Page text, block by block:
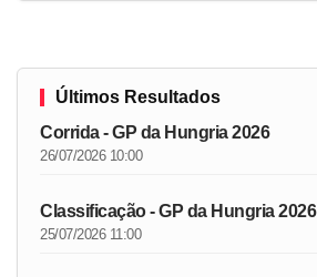
Últimos Resultados
Corrida - GP da Hungria 2026
26/07/2026 10:00
Classificação - GP da Hungria 2026
25/07/2026 11:00